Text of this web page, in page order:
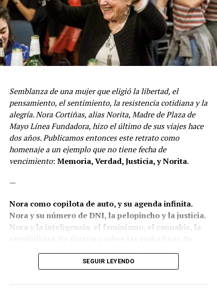
Semblanza de una mujer que eligió la libertad, el
pensamiento, el sentimiento, la resistencia cotidiana y la
alegría. Nora Cortiñas, alias Norita, Madre de Plaza de
Mayo Línea Fundadora, hizo el último de sus viajes hace
dos años. Publicamos entonces este retrato como
homenaje a un ejemplo que no tiene fecha de
vencimiento: Memoria, Verdad, Justicia, y Norita.
—
Nora como copilota de auto, y su agenda infinita.
Nora y su número de DNI, la pelopincho y la justicia.
Nora y la inteligencia el feminismo, el cannabis, la
su respuesta a una consulta: ¿qué pasará con
SEGUIR LEYENDO